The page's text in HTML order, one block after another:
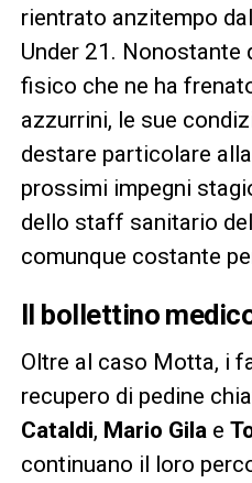
rientrato anzitempo
Under 21. Nonostante
fisico che ne ha
azzurrini, le sue
destare particolare
prossimi impegni
dello staff sanitario
comunque costante
Il bollettino
Oltre al caso Motta, i
recupero di pedine
Cataldi, Mario Gilae
continuano il loro